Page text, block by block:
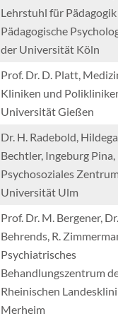
Lehrstuhl für
Pädagogische
der Universität Köln
Prof. Dr. D. Platt,
Kliniken und
Universität Gießen
Dr. H. Radebold,
Bechtler, Ingeburg Pina,
Psychosoziales
Universität Ulm
Prof. Dr. M. Bergener, Dr.
Behrends, R.
Psychiatrisches
Behandlungszentrum
Rheinischen
Merheim